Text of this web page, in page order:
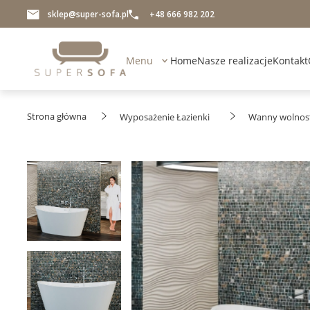
sklep@super-sofa.pl +48 666 982 202
Menu HomeNasze realizacjeKontakt
Strona główna Wyposażenie Łazienki Wanny